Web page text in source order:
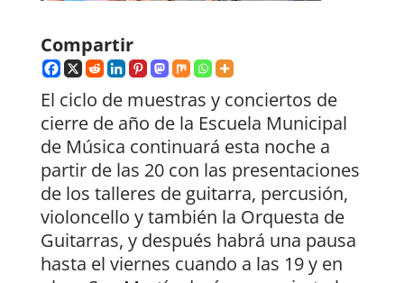
Compartir
El ciclo de muestras y conciertos de
cierre de año de la Escuela Municipal
de Música continuará esta noche a
partir de las 20 con las presentaciones
de los talleres de guitarra, percusión,
violoncello y también la Orquesta de
Guitarras, y después habrá una pausa
hasta el viernes cuando a las 19 y en